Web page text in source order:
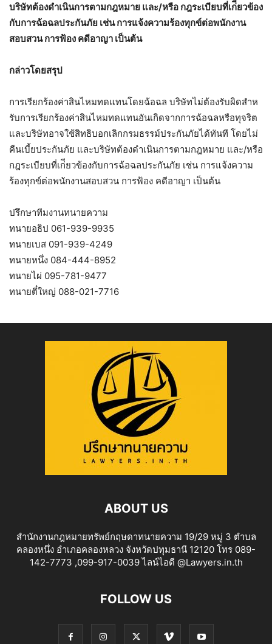
บริษัทต้องดําเนินการตามกฎหมาย และ/หรือ กฎระเบียบที่เก่ียวข้อง
กับการฉ้อฉลประกันภัย เช่น การแจ้งความร้องทุกข์ต่อพนักงาน
สอบสวน การฟ้อง คดีอาญา เป็นต้น
กล่าวโดยสรุป
การเรียกร้องค่าสินไหมทดแทนโดยฉ้อฉล บริษัทไม่ต้องรับผิดสําห
รับการเรียกร้องค่าสินไหมทดแทนอันเกิดจากการฉ้อฉลหรือทุจริต
และบริษัทอาจใช้สิทธิบอกเลิกกรมธรรม์ประกันภัยได้ทันที โดยไม่
คืนเบี้ยประกันภัย และบริษัทต้องดําเนินการตามกฎหมาย และ/หรือ
กฎระเบียบที่เก่ียวข้องกับการฉ้อฉลประกันภัย เช่น การแจ้งความ
ร้องทุกข์ต่อพนักงานสอบสวน การฟ้อง คดีอาญา เป็นต้น
ปรึกษาทีมงานทนายความ
ทนายอธิป 061-939-9935
ทนายเบส 091-939-4249
ทนายหนึ่ง 084-444-8952
ทนายไผ่ 095-781-9477
ทนายตี๋ใหญ่ 088-021-7716
ABOUT US
สำนักงานกฎหมายทรัพย์กฤษดาทนายความ 19/29 หมู่ 3 ตำบล
คลองหนึ่ง อำเภอคลองหลวง จังหวัดปทุมธานี 12120 โทร 089-
142-7773 ,099-917-0039 ไลน์ไอดี @Lawyers.in.th
FOLLOW US